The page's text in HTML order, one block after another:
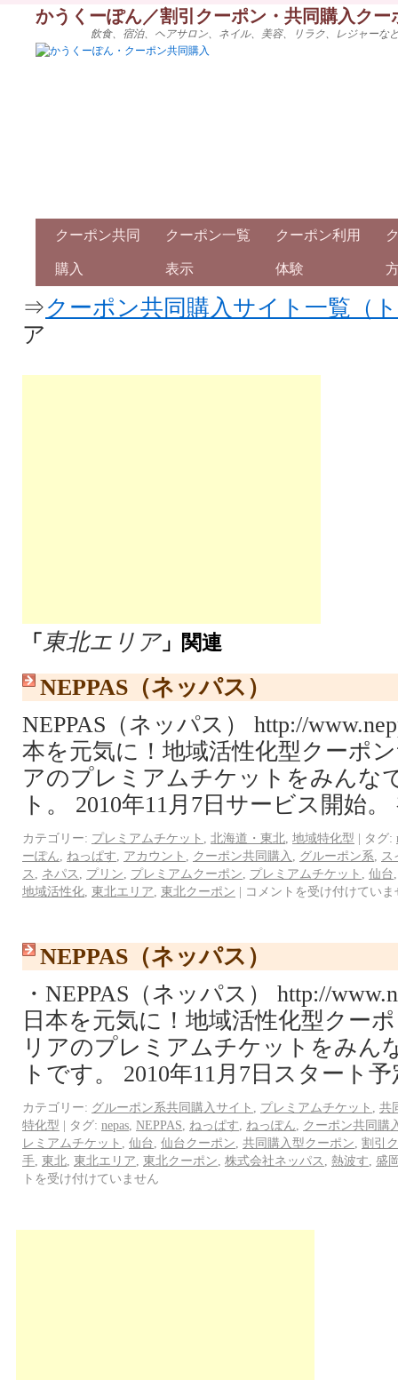
かうくーぽん／割引クーポン・共同購入ク
飲食、宿泊、ヘアサロン、ネイル、美容、リラク、レジャー
クーポン共同
購入
クーポン一覧
表示
クーポン利用
体験
⇒クーポン共同購入サイト一覧（
ア
「 東北エリア」関連
NEPPAS（ネッパス）
NEPPAS（ネッパス） http://
本を元気に！地域活性化型クーポ
アのプレミアムチケットをみんな
ト。 2010年11月7日サービス開始
カテゴリー: プレミアムチケット 北海道・東北 地域特化型 | タグ:
ーぽん
ねっぱす アカウント クーポン共同購入 グルーポン系
ス
ス
ネパス プリン プレミアムクーポン プレミアムチケット 仙台
地域活性化 東北エリア 東北クーポン | コメントを受け付けていま
NEPPAS（ネッパス）
・NEPPAS（ネッパス） http://
日本を元気に！地域活性化型クー
リアのプレミアムチケットをみん
トです。 2010年11月7日スタート
カテゴリー: グルーポン系共同購入サイト プレミアムチケット
共
特化型 | タグ: nepas NEPPAS ねっぱす ねっぽん
クーポン共同購
レミアムチケット
仙台 仙台クーポン 共同購入型クーポン 割引
手 東北 東北エリア 東北クーポン 株式会社ネッパス 熱波す 盛
トを受け付けていません